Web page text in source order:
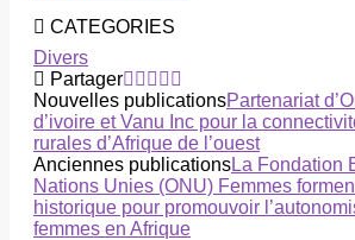
CATEGORIES
Divers
Partager
Nouvelles publicationsPartenariat
d’ivoire et Vanu Inc pour la
rurales d’Afrique de l’ouest
Anciennes publicationsLa Fondation
Nations Unies (ONU) Femmes
historique pour promouvoir
femmes en Afrique